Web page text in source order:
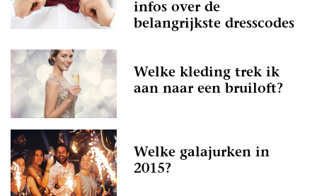
infos over de
belangrijkste dresscodes
Welke kleding trek ik
aan naar een bruiloft?
Welke galajurken in
2015?